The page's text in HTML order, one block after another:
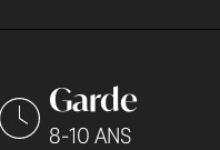
Garde
8-10 ANS